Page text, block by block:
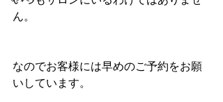
ん。
なのでお客様には早めのご予約をお願
いしています。